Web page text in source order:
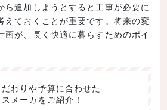
ら追加しようとすると工事が必要に
えておくことが重要です。将来の変
画が、長く快適に暮らすためのポイ
わりや予算に合わせた
メーカをご紹介！